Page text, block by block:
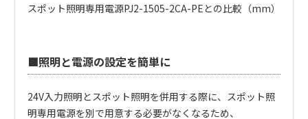
スポット照明専用電源PJ2-1505-2CA-PEとの比較（mm）
■照明と電源の設定を簡単に
24V入力照明とスポット照明を併用する際に、スポット照
明専用電源を別で用意する必要がなくなるため、